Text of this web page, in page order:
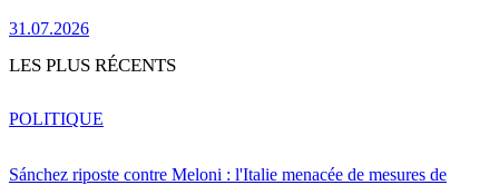
31.07.2026
LES PLUS RÉCENTS
Sánchez riposte contre Meloni : l'Italie menacée de mesures de
POLITIQUE